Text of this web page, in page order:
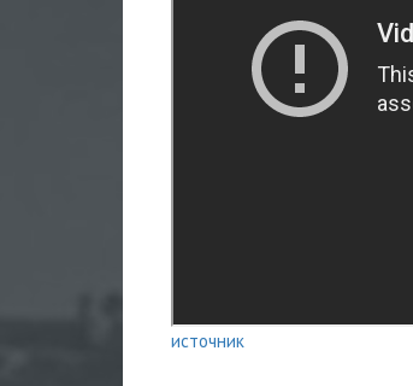
источник